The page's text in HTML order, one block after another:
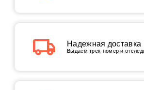
local_shipping Надежная доставка
Выдаем трек-номер и